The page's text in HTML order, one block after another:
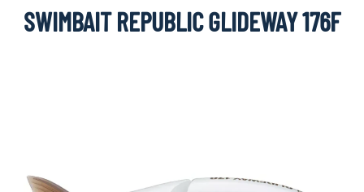
SWIMBAIT REPUBLIC GLIDEWAY 176F